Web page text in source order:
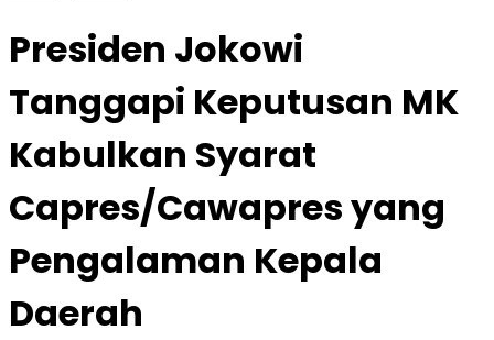
Presiden Jokowi
Tanggapi Keputusan MK
Kabulkan Syarat
Capres/Cawapres yang
Pengalaman Kepala
Daerah